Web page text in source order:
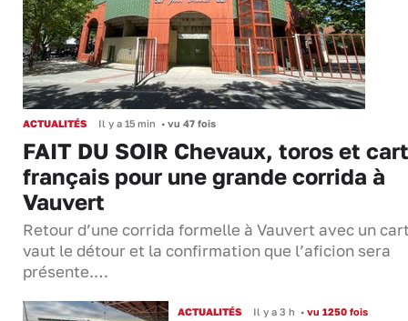
ACTUALITÉS Il y a 15 min • vu 47 fois
FAIT DU SOIR Chevaux, toros et
français pour une grande corrida à
Vauvert
Retour d’une corrida formelle à Vauvert avec un
vaut le détour et la confirmation que l’aficion sera
présente.…
ACTUALITÉS Il y a 3 h •vu 1250 fois